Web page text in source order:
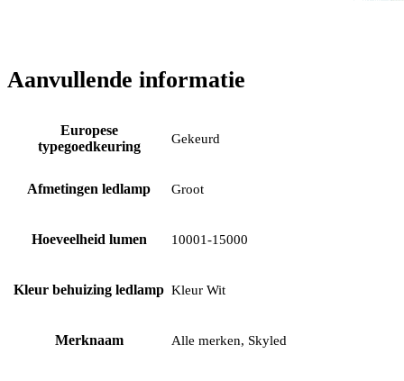
Aanvullende informatie
Europese
typegoedkeuring
Gekeurd
Afmetingen ledlamp Groot
Hoeveelheid lumen 10001-15000
Kleur behuizing ledlamp Kleur Wit
Merknaam Alle merken, Skyled